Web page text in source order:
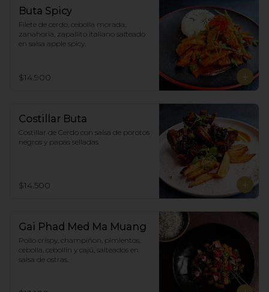
Buta Spicy
Filete de cerdo, cebolla morada,
zanahoria, zapallito italiano salteado
en salsa apple spicy.
$14.900
Costillar Buta
Costillar de Cerdo con salsa de porotos
negros y papas selladas
$14.500
Gai Phad Med Ma Muang
Pollo crispy, champiñon, pimientos,
cebolla, cebollín y cajú, salteados en
salsa de ostras.